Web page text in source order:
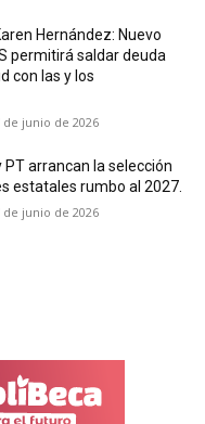
Hernández: Nuevo
permitirá saldar deuda
con las y los
de junio de 2026
PT arrancan la selección
estatales rumbo al 2027.
de junio de 2026